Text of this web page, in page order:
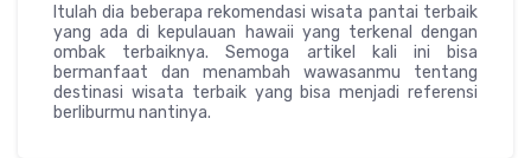
Itulah dia beberapa rekomendasi wisata pantai terbaik
yang ada di kepulauan hawaii yang terkenal dengan
ombak terbaiknya. Semoga artikel kali ini bisa
bermanfaat dan menambah wawasanmu tentang
destinasi wisata terbaik yang bisa menjadi referensi
berliburmu nantinya.